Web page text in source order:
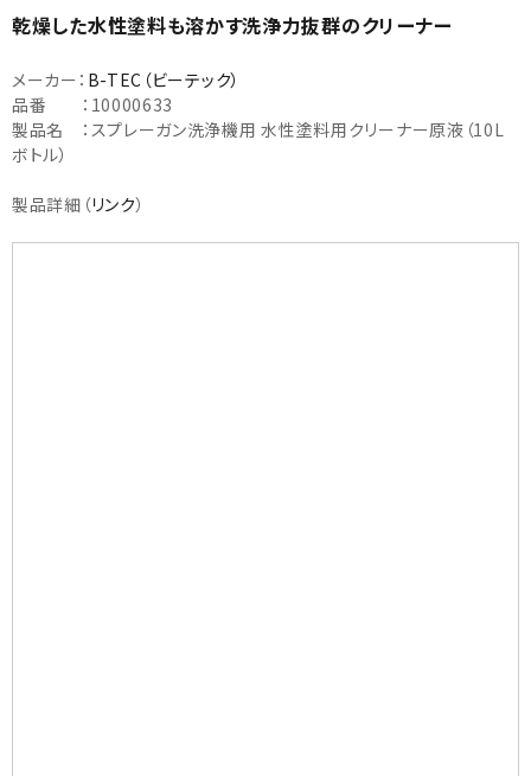
乾燥した水性塗料も溶かす洗浄力抜群のクリーナー
メーカー： B-TEC（ビーテック）
品番 ：10000633
製品名 ：スプレーガン洗浄機用 水性塗料用クリーナー原液（10L
ボトル）
製品詳細（リンク）